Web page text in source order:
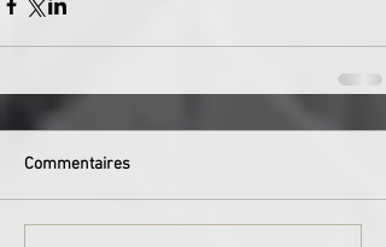
Commentaires